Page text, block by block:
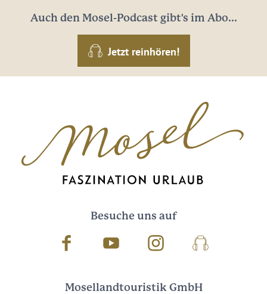
Auch den Mosel-Podcast gibt's im Abo...
Jetzt reinhören!
Besuche uns auf
Facebook Youtube InstagramPodcast
Mosellandtouristik GmbH